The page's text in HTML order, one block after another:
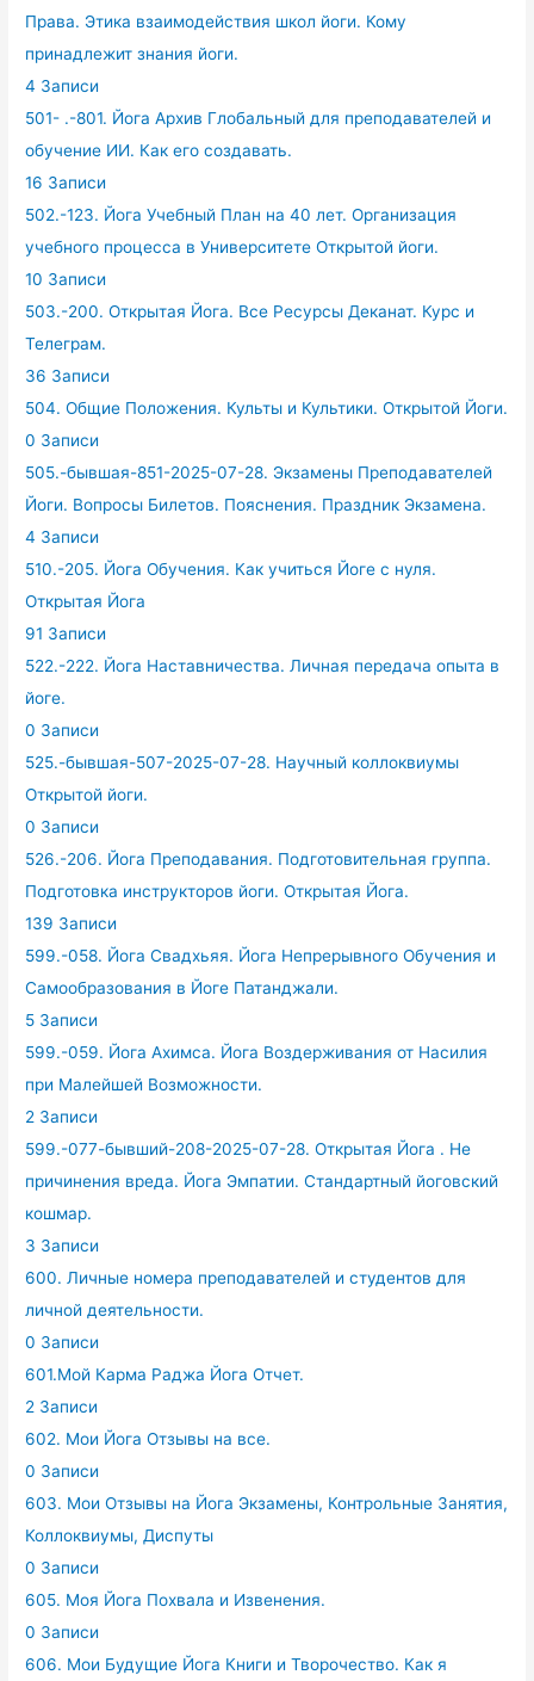
Права. Этика взаимодействия школ йоги. Кому
принадлежит знания йоги.
4 Записи
501- .-801. Йога Архив Глобальный для преподавателей и
обучение ИИ. Как его создавать.
16 Записи
502.-123. Йога Учебный План на 40 лет. Организация
учебного процесса в Университете Открытой йоги.
10 Записи
503.-200. Открытая Йога. Все Ресурсы Деканат. Курс и
Телеграм.
36 Записи
504. Общие Положения. Культы и Культики. Открытой Йоги.
0 Записи
505.-бывшая-851-2025-07-28. Экзамены Преподавателей
Йоги. Вопросы Билетов. Пояснения. Праздник Экзамена.
4 Записи
510.-205. Йога Обучения. Как учиться Йоге с нуля.
Открытая Йога
91 Записи
522.-222. Йога Наставничества. Личная передача опыта в
йоге.
0 Записи
525.-бывшая-507-2025-07-28. Научный коллоквиумы
Открытой йоги.
0 Записи
526.-206. Йога Преподавания. Подготовительная группа.
Подготовка инструкторов йоги. Открытая Йога.
139 Записи
599.-058. Йога Свадхьяя. Йога Непрерывного Обучения и
Самообразования в Йоге Патанджали.
5 Записи
599.-059. Йога Ахимса. Йога Воздерживания от Насилия
при Малейшей Возможности.
2 Записи
599.-077-бывший-208-2025-07-28. Открытая Йога . Не
причинения вреда. Йога Эмпатии. Стандартный йоговский
кошмар.
3 Записи
600. Личные номера преподавателей и студентов для
личной деятельности.
0 Записи
601.Мой Карма Раджа Йога Отчет.
2 Записи
602. Мои Йога Отзывы на все.
0 Записи
603. Мои Отзывы на Йога Экзамены, Контрольные Занятия,
Коллоквиумы, Диспуты
0 Записи
605. Моя Йога Похвала и Извенения.
0 Записи
606. Мои Будущие Йога Книги и Творочество. Как я